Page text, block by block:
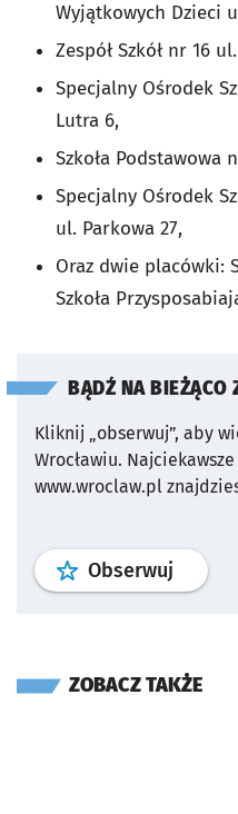
Wyjątkowych Dzieci
Zespół Szkół nr 16
Specjalny Ośrodek
Lutra 6,
Szkoła Podstawowa
Specjalny Ośrodek
ul. Parkowa 27,
Oraz dwie placówki:
Szkoła
BĄDŹ NA BIEŻĄCO
Kliknij „obserwuj”, aby
Wrocławiu.
www.wroclaw.pl
Obserwuj profil
ZOBACZ TAKŻE